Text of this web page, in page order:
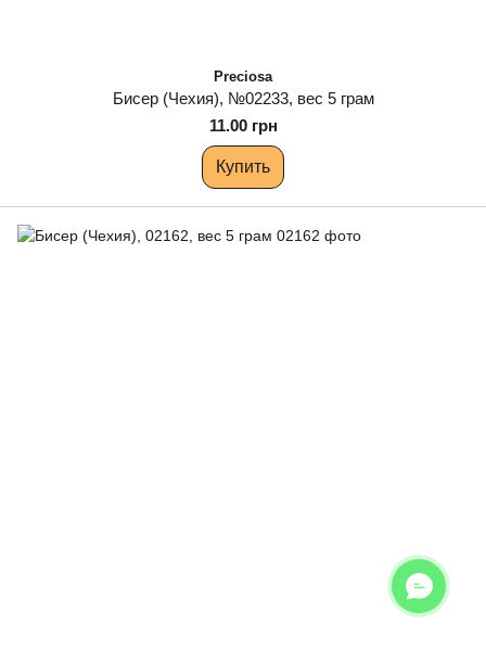
Preciosa
Бисер (Чехия), №02233, вес 5 грам
11.00 грн
Купить